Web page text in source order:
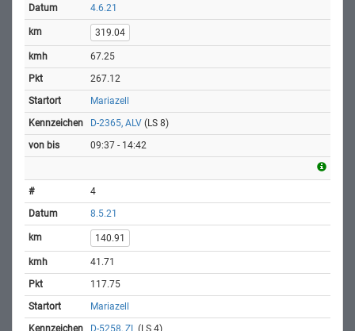
4.6.21
319.04
67.25
267.12
Mariazell
D-2365, ALV (LS 8)
09:37 - 14:42
4
8.5.21
140.91
41.71
117.75
Mariazell
D-5258, ZL
(LS 4)